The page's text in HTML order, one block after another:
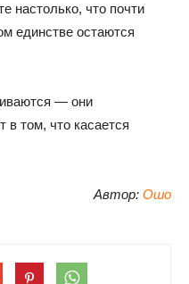
настолько, что почти
единстве остаются
— они
в том, что касается
Автор: Ошо